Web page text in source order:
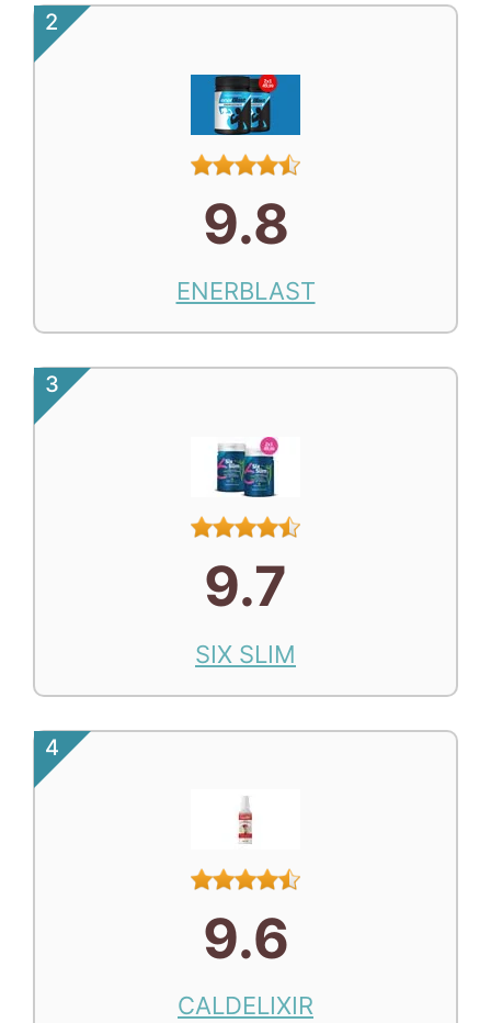
2
9.8
ENERBLAST
3
9.7
SIX SLIM
4
9.6
CALDELIXIR